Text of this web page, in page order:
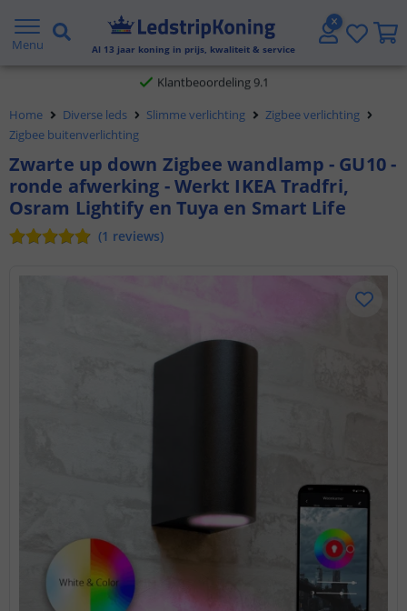
Menu Al 13 jaar koning in prijs, kwaliteit & service
Gratis verzending vanaf € 20,- NL en BE
Klantbeoordeling 9.1
Voor 23:45 uur besteld,morgen in huis
Home Diverse leds Slimme verlichting
Zigbee verlichting
Zigbee buitenverlichting
Zwarte up down Zigbee wandlamp - GU10 -
ronde afwerking - Werkt IKEA Tradfri,
Osram Lightify en Tuya en Smart Life
(1 reviews)